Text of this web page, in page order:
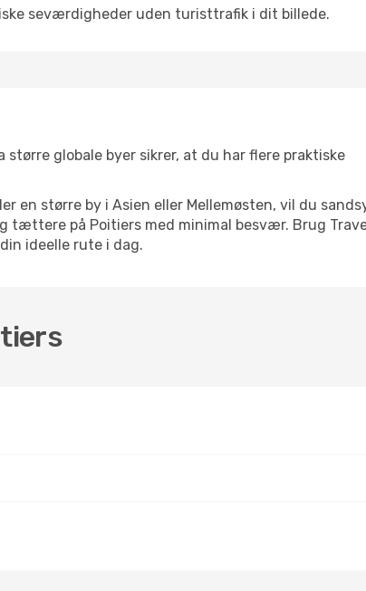
seværdigheder uden turisttrafik i dit billede.
globale byer sikrer, at du har flere praktiske
en større by i Asien eller Mellemøsten, vil du
tættere på Poitiers med minimal besvær. Brug
ideelle rute i dag.